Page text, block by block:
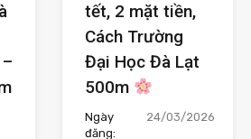
tết, 2 mặt tiền,
Cách Trường
Đại Học Đà Lạt
500m
Ngày
đăng:
24/03/2026